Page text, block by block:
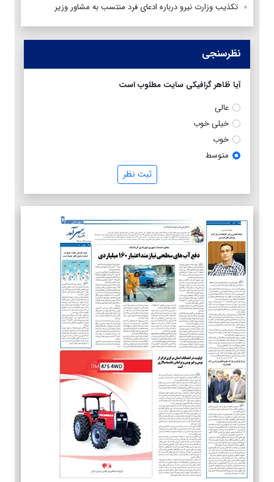
تکذیب وزارت نیرو درباره ادعای فرد منتسب به مشاور وزیر
نظرسنجی
آیا ظاهر گرافیکی سایت مطلوب است
عالی
خیلی خوب
خوب
متوسط
ثبت نظر